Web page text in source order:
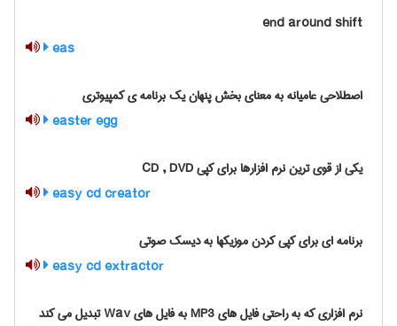
end around shift
eas
اصطلاحی عامیانه به معنای بخش پنهان یک برنامه ی کمپیوتری
easter egg
یکی از قوی ترین نرم افزارها برای کپی CD , DVD
easy cd creator
برنامه ای برای کپی کردن موزیکها به دیسک صوتی
easy cd extractor
نرم افزاری که به راحتی فایل های MP3 به فایل های Wav تبدیل می کند